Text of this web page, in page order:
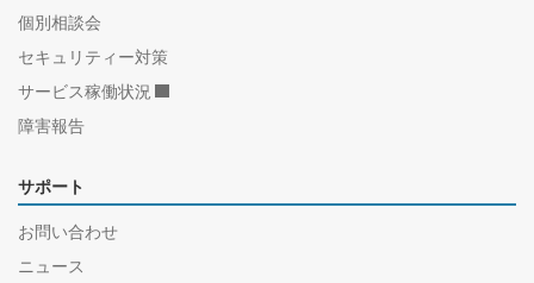
個別相談会
セキュリティー対策
サービス稼働状況
障害報告
サポート
お問い合わせ
ニュース